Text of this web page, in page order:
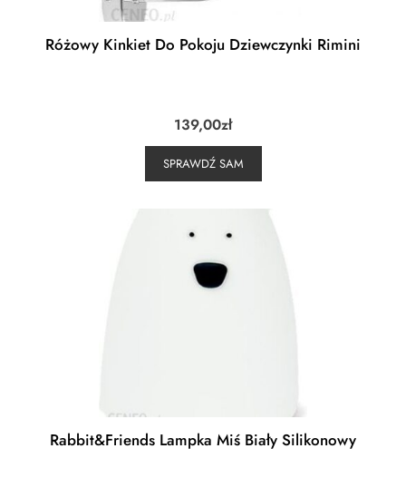
Różowy Kinkiet Do Pokoju Dziewczynki Rimini
139,00zł
SPRAWDŹ SAM
Rabbit&Friends Lampka Miś Biały Silikonowy